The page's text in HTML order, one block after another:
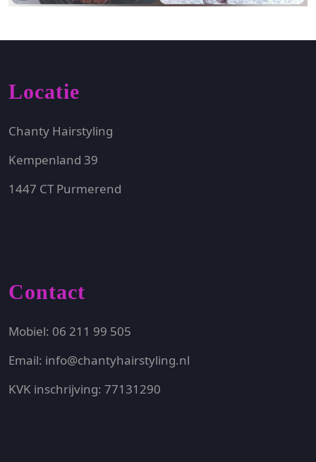
Locatie
Chanty Hairstyling
Kempenland 39
1447 CT Purmerend
Contact
Mobiel: 06 211 99 505
Email: info@chantyhairstyling.nl
KVK inschrijving: 77131290